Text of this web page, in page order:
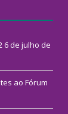
6 de julho de
ao Fórum